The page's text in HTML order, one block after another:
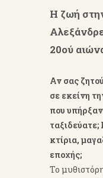
Η ζωή
20ού
Αν σας
σε εκείνη
που
κτίρια,
εποχής;
Το